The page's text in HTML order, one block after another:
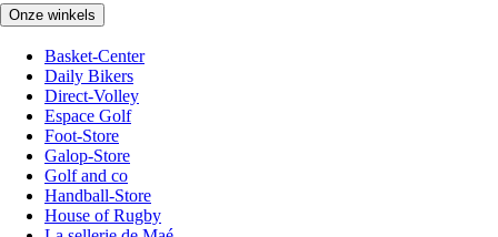
Onze winkels
Basket-Center
Daily Bikers
Direct-Volley
Espace Golf
Foot-Store
Galop-Store
Golf and co
Handball-Store
House of Rugby